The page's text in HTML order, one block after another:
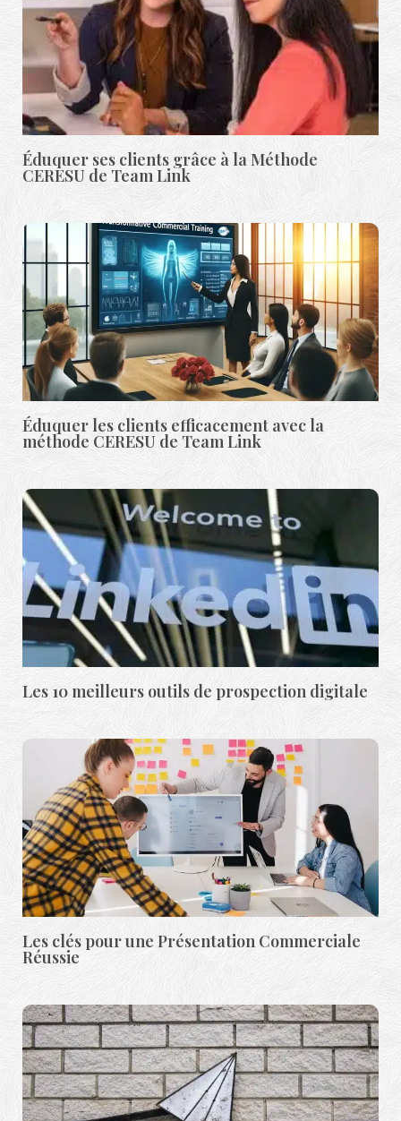
Éduquer ses clients grâce à la Méthode
CERESU de Team Link
Éduquer les clients efficacement avec la
méthode CERESU de Team Link
Les 10 meilleurs outils de prospection digitale
Les clés pour une Présentation Commerciale
Réussie